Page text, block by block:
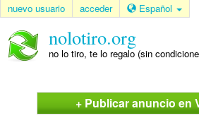
nuevo usuario acceder Español
nolotiro.org
no lo tiro, te lo regalo (sin
+ Publicar anuncio en